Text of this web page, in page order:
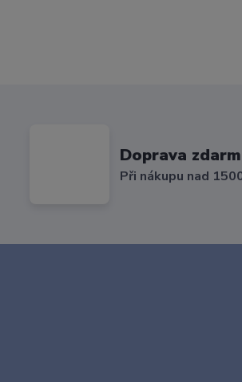
Doprava
Při nákupu nad